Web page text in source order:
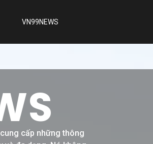
VN99NEWS
cấp những thông